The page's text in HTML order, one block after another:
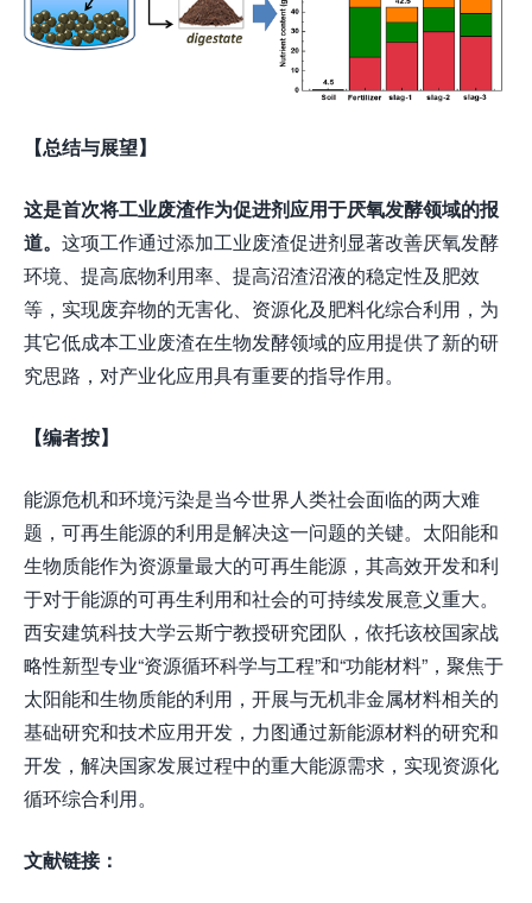
【总结与展望】
这是首次将工业废渣作为促进剂应用于厌氧发酵领域的报
道。 这项工作通过添加工业废渣促进剂显著改善厌氧发酵
环境、提高底物利用率、提高沼渣沼液的稳定性及肥效
等，实现废弃物的无害化、资源化及肥料化综合利用，为
其它低成本工业废渣在生物发酵领域的应用提供了新的研
究思路，对产业化应用具有重要的指导作用。
【编者按】
能源危机和环境污染是当今世界人类社会面临的两大难
题，可再生能源的利用是解决这一问题的关键。太阳能和
生物质能作为资源量最大的可再生能源，其高效开发和利
于对于能源的可再生利用和社会的可持续发展意义重大。
西安建筑科技大学云斯宁教授研究团队，依托该校国家战
略性新型专业“资源循环科学与工程”和“功能材料”，聚焦于
太阳能和生物质能的利用，开展与无机非金属材料相关的
基础研究和技术应用开发，力图通过新能源材料的研究和
开发，解决国家发展过程中的重大能源需求，实现资源化
循环综合利用。
文献链接：